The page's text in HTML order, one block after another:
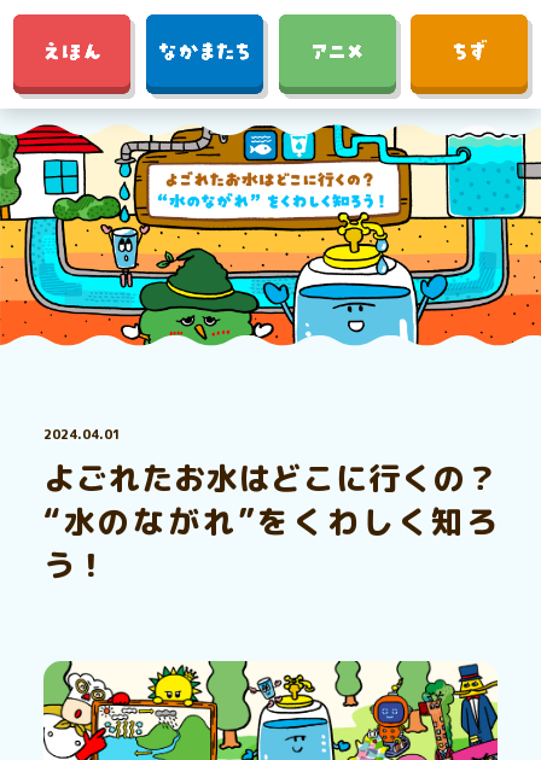
2024.04.01
よごれたお水はどこに行くの？
“水のながれ”をくわしく知ろ
う！